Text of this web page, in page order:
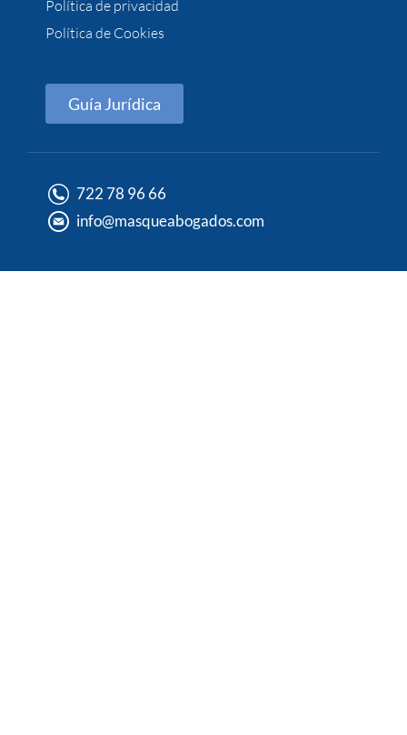
Política de privacidad
Política de Cookies
Guía Jurídica
722 78 96 66
info@masqueabogados.com